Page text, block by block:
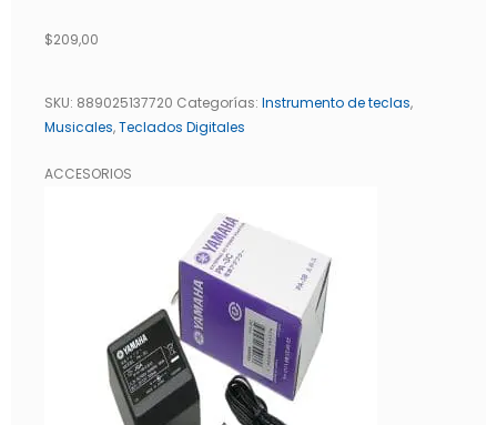
$209,00
SKU: 889025137720 Categorías: Instrumento de teclas,
Musicales,Teclados Digitales
ACCESORIOS